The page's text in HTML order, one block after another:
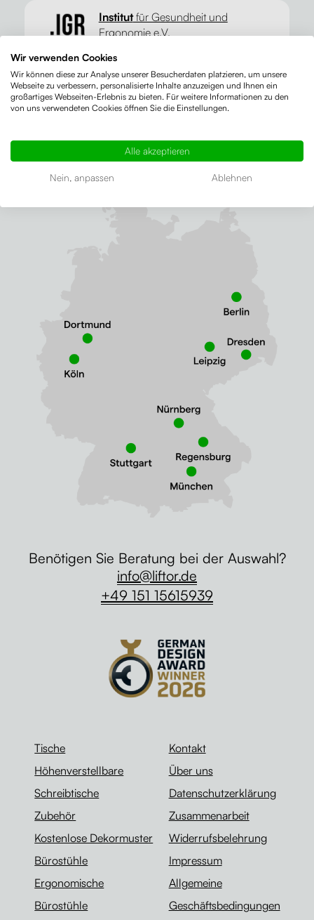
Institutfür Gesundheit und
Ergonomie e.V.
Wo kann man sich die Tische von Liftor
Tische
Höhenverstellbare
Schreibtische
Zubehör
Kostenlose Dekormuster
Bürostühle
Ergonomische
Bürostühle
Kontakt
Über uns
Datenschutzerklärung
Zusammenarbeit
Widerrufsbelehrung
Impressum
Allgemeine
Geschäftsbedingungen
Benötigen Sie Beratung bei der Auswahl?
info@liftor.de
+49 151 15615939
Wir verwenden Cookies
Wir können diese zur Analyse unserer Besucherdaten platzieren, um unsere
Webseite zu verbessern, personalisierte Inhalte anzuzeigen und Ihnen ein
großartiges Webseiten-Erlebnis zu bieten. Für weitere Informationen zu den
von uns verwendeten Cookies öffnen Sie die Einstellungen.
Alle akzeptieren
Nein, anpassen Ablehnen